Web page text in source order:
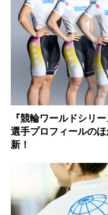
『競輪ワールドシリ
選手プロフィールの
新！